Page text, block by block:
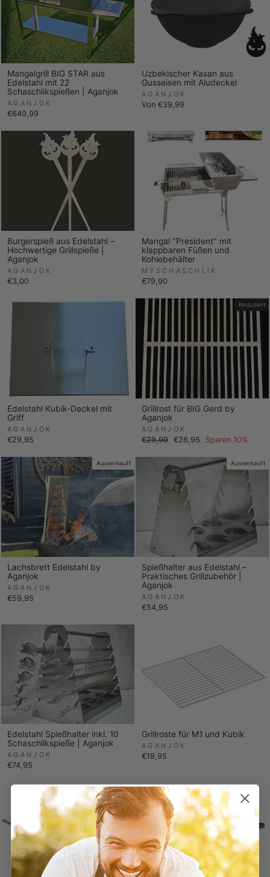
Mangalgrill BIG STAR aus
Edelstahl mit 22
Schaschlikspießen | Aganjok
AGANJOK
€649,99
Uzbekischer Kasan aus
Gusseisen mit Aludeckel
AGANJOK
Von €39,99
Burgerspieß aus Edelstahl –
Hochwertige Grillspieße |
Aganjok
AGANJOK
€3,00
Mangal "President" mit
klappbaren Füßen und
Kohlebehälter
MYSCHASCHLIK
€79,90
Edelstahl Kubik-Deckel mit
Griff
AGANJOK
€29,95
Reduziert
Grillrost für BIG Gerd by
Aganjok
AGANJOK
Normaler
€29,99 Sonderpreis
€26,95 Sparen 10%
Ausverkauft
Lachsbrett Edelstahl by
Aganjok
AGANJOK
€59,95
Ausverkauft
Spießhalter aus Edelstahl –
Praktisches Grillzubehör |
Aganjok
AGANJOK
€54,95
Edelstahl Spießhalter inkl. 10
Schaschlikspieße | Aganjok
AGANJOK
€74,95
Grillroste für M1 und Kubik
AGANJOK
€19,95